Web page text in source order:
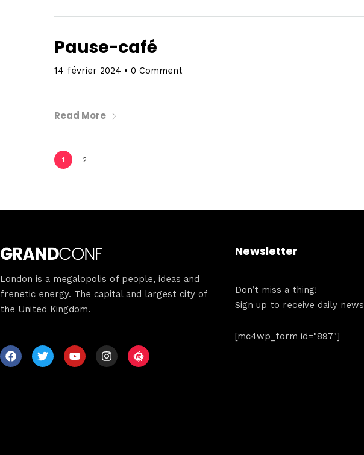
Pause-café
14 février 2024 • 0 Comment
Read More
1 2
London is a megalopolis of people, ideas and
frenetic energy. The capital and largest city of
the United Kingdom.
Newsletter
Don’t miss a thing!
Sign up to receive daily news
[mc4wp_form id="897"]